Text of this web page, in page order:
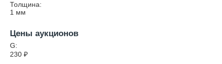
Толщина:
1 мм
Цены аукционов
G:
230 ₽